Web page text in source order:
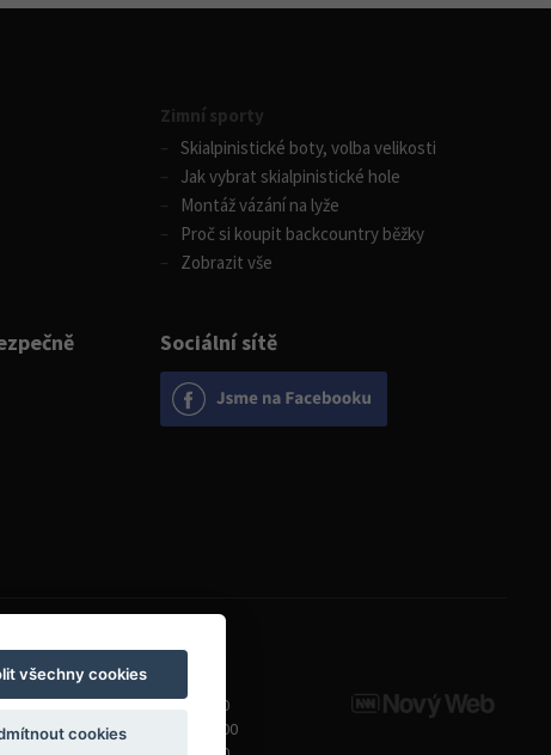
Sociální sítě
Zimní sporty
Skialpinistické boty, volba velikosti
Jak vybrat skialpinistické hole
Montáž vázání na lyže
Proč si koupit backcountry běžky
Zobrazit vše
Otevírací doba
Pondělí
8:00 - 19:00
Úterý - Pátek
10:00 - 19:00
všechny cookies
cookies